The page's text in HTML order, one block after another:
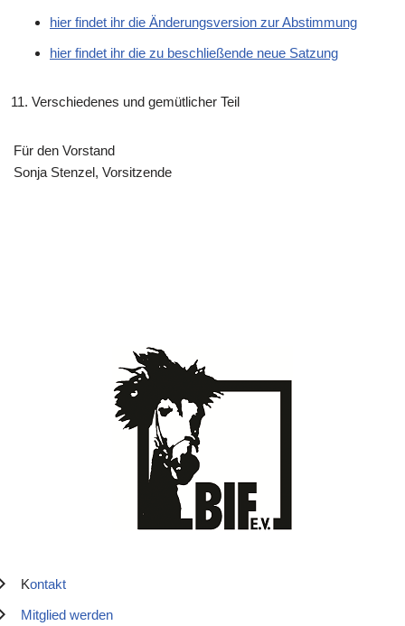
hier findet ihr die Änderungsversion zur Abstimmung
hier findet ihr die zu beschließende neue Satzung
Verschiedenes und gemütlicher Teil
Für den Vorstand
Sonja Stenzel, Vorsitzende
Kontakt
Mitglied werden